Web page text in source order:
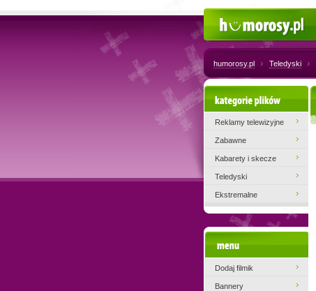
humorosy.pl Teledyski
Kategorie plików
Reklamy telewizyjne
Zabawne
Kabarety i skecze
Teledyski
Ekstremalne
Dodaj filmik
Bannery